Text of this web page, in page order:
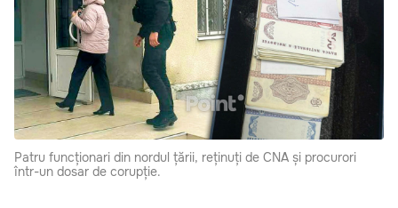
Patru funcționari din nordul țării, reținuți de CNA și procurori
într-un dosar de corupție.